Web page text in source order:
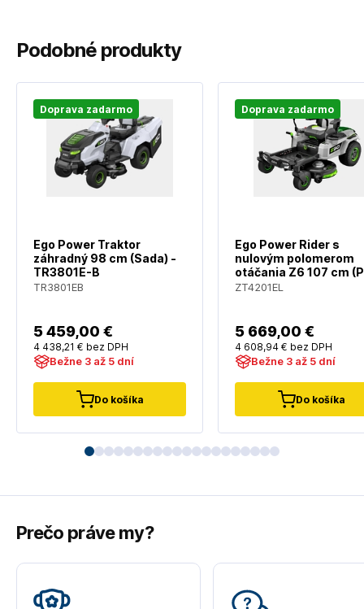
Podobné produkty
Doprava zadarmo
Ego Power Traktor
záhradný 98 cm (Sada) -
TR3801E-B
TR3801EB
5 459,00 €
4 438,21 € bez DPH
Bežne 3 až 5 dní
Do košíka
Doprava zadarmo
Ego Power Rider s
nulovým polomerom
otáčania Z6 107 cm
Sada) - ZT4201E-L
ZT4201EL
5 669,00 €
4 608,94 € bez DPH
Bežne 3 až 5 dní
Do košíka
Prečo práve my?